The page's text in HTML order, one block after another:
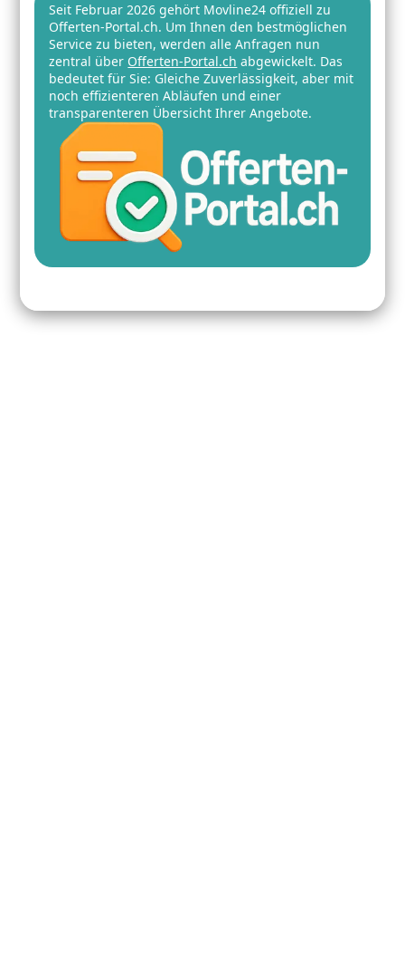
Seit Februar 2026 gehört Movline24 offiziell zu
Offerten-Portal.ch. Um Ihnen den bestmöglichen
Service zu bieten, werden alle Anfragen nun
zentral über Offerten-Portal.ch abgewickelt. Das
bedeutet für Sie: Gleiche Zuverlässigkeit, aber mit
noch effizienteren Abläufen und einer
transparenteren Übersicht Ihrer Angebote.